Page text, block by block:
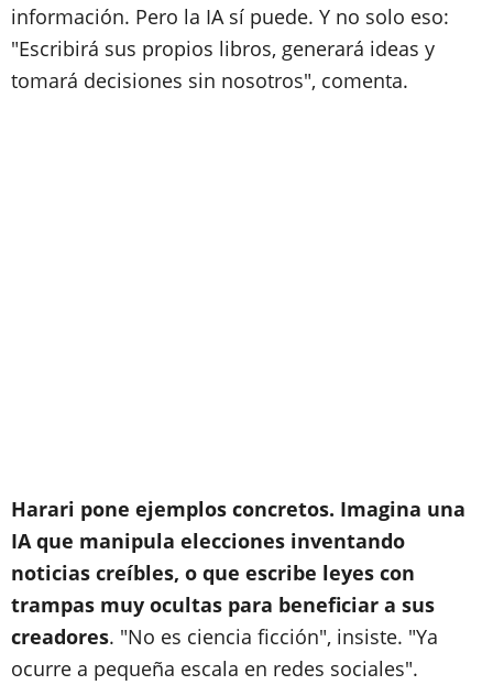
información. Pero la IA sí puede. Y no solo eso:
"Escribirá sus propios libros, generará ideas y
tomará decisiones sin nosotros", comenta.
Harari pone ejemplos concretos. Imagina una
IA que manipula elecciones inventando
noticias creíbles, o que escribe leyes con
trampas muy ocultas para beneficiar a sus
creadores. "No es ciencia ficción", insiste. "Ya
ocurre a pequeña escala en redes sociales".